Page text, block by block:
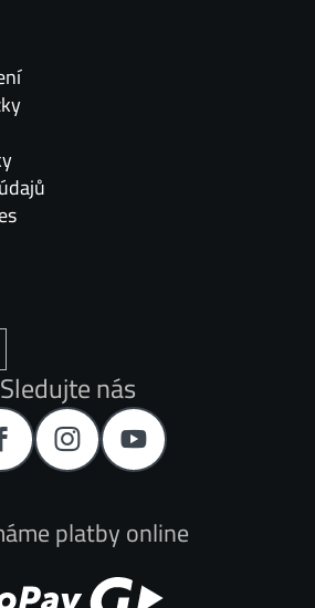
Sledujte nás
platby online